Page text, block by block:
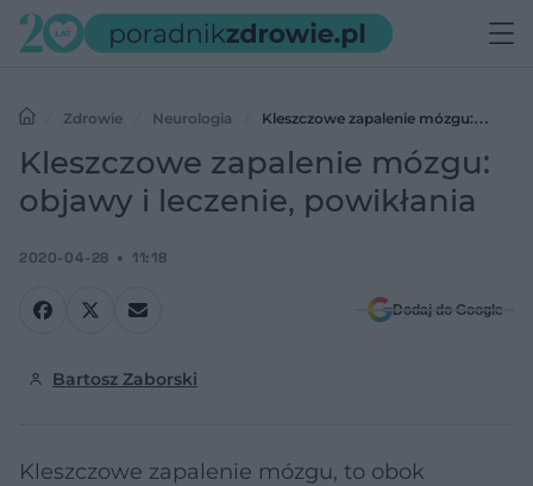
Zdrowie Neurologia
Kleszczowe zapalenie mózgu:
objawy i leczenie, powikłania
Kleszczowe zapalenie mózgu:
objawy i leczenie, powikłania
2020-04-28 11:18
Dodaj do Google
Bartosz Zaborski
Kleszczowe zapalenie mózgu, to obok